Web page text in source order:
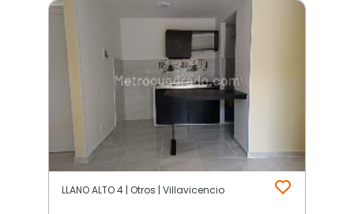
LLANO ALTO 4 | Otros | Villavicencio